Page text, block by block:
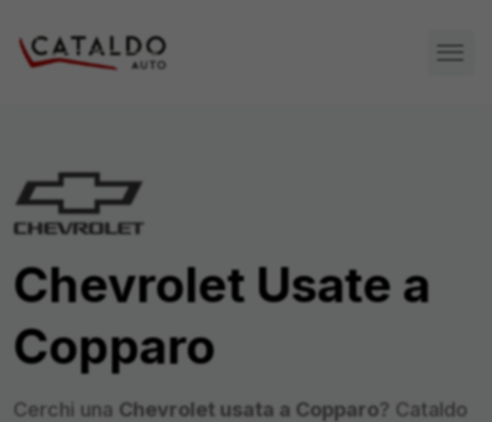
Chevrolet Usate a
Copparo
Cerchi una Chevrolet usata a Copparo? Cataldo